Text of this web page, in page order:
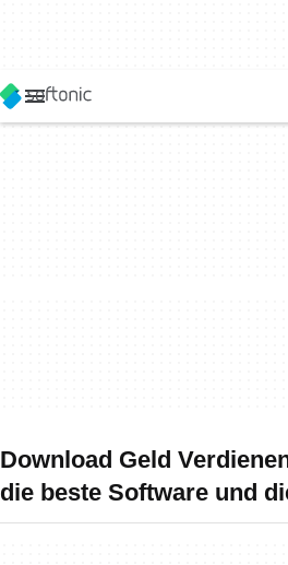
Download Geld
die beste Software und